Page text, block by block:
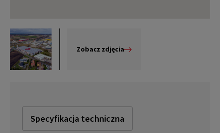
Zobacz zdjęcia
Specyfikacja techniczna